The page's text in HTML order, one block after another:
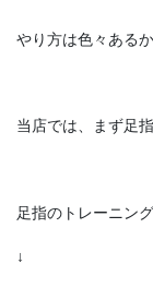
やり方は色々ある
当店では、まず足
足指のトレーニング
↓